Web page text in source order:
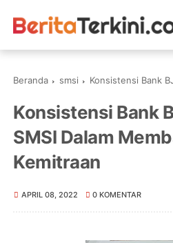
Beranda smsi Konsistensi Bank BJB
Konsistensi Bank
SMSI Dalam
Kemitraan
APRIL 08, 2022 0 KOMENTAR